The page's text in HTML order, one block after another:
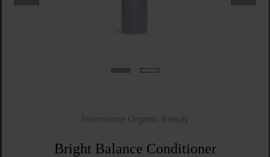
Innersense Organic Beauty
Bright Balance Conditioner